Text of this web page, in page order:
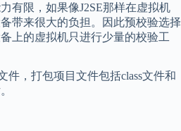
有限，如果像J2SE那样在虚拟机
带来很大的负担。因此预校验选择
上的虚拟机只进行少量的校验工
，打包项目文件包括class文件和